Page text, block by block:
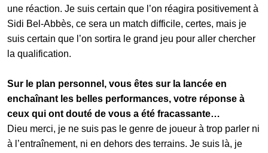
une réaction. Je suis certain que l’on réagira positivement à
Sidi Bel-Abbès, ce sera un match difficile, certes, mais je
suis certain que l’on sortira le grand jeu pour aller chercher
la qualification.
Sur le plan personnel, vous êtes sur la lancée en
enchaînant les belles performances, votre réponse à
ceux qui ont douté de vous a été fracassante…
Dieu merci, je ne suis pas le genre de joueur à trop parler ni
à l’entraînement, ni en dehors des terrains. Je suis là, je